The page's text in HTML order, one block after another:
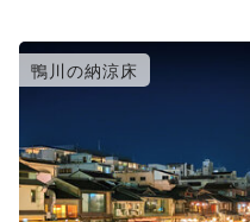
鴨川の納涼床